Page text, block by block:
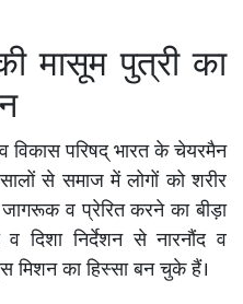
मासूम पुत्री का
विकास परिषद् भारत के चेयरमैन
से समाज में लोगों को शरीर
व प्रेरित करने का बीड़ा
दिशा निर्देशन से नारनौंद व
का हिस्सा बन चुके हैं।